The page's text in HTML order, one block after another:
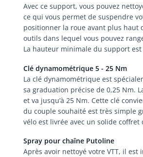
Avec ce support, vous pouvez
ce qui vous permet de suspendre
positionner la roue avant plus haut
outils dans lequel vous pouvez
La hauteur minimale du support
Clé dynamométrique 5 - 25 Nm
La clé dynamométrique est
sa graduation précise de 0,25 Nm.
et va jusqu’à 25 Nm. Cette clé
du couple souhaité est très simple
vélo est livrée avec un solide
Spray pour chaîne Putoline
Après avoir nettoyé votre VTT, il